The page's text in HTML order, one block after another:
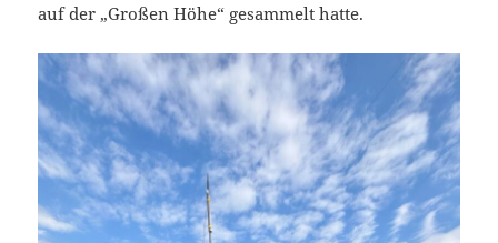
auf der „Großen Höhe“ gesammelt hatte.